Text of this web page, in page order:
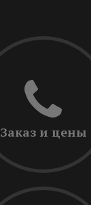
Заказ и цены